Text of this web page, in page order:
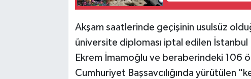
Akşam saatlerinde geçişinin usulsüz
üniversite diploması iptal edilen İstanbul
Ekrem İmamoğlu ve beraberindeki 106
Cumhuriyet Başsavcılığında yürütülen